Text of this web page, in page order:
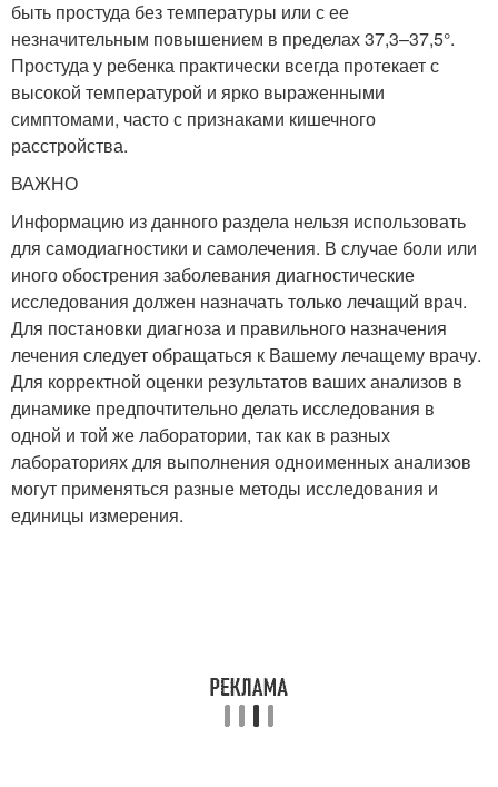
быть простуда без температуры или с ее
незначительным повышением в пределах 37,3–37,5°.
Простуда у ребенка практически всегда протекает с
высокой температурой и ярко выраженными
симптомами, часто с признаками кишечного
расстройства.
ВАЖНО
Информацию из данного раздела нельзя использовать
для самодиагностики и самолечения. В случае боли или
иного обострения заболевания диагностические
исследования должен назначать только лечащий врач.
Для постановки диагноза и правильного назначения
лечения следует обращаться к Вашему лечащему врачу.
Для корректной оценки результатов ваших анализов в
динамике предпочтительно делать исследования в
одной и той же лаборатории, так как в разных
лабораториях для выполнения одноименных анализов
могут применяться разные методы исследования и
единицы измерения.